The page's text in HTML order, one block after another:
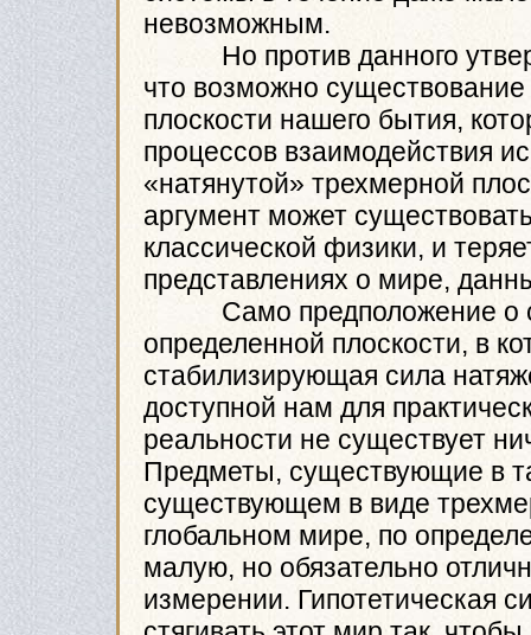
невозможным.
Но против данного
что возможно
плоскости нашего бытия,
процессов взаимодействия
«натянутой» трехмерной
аргумент может
классической физики, и
представлениях о мире,
Само предположение о
определенной плоскости, в
стабилизирующая сила
доступной нам для
реальности не существует
Предметы, существующие в
существующем в виде
глобальном мире, по
малую, но обязательно
измерении. Гипотетическая